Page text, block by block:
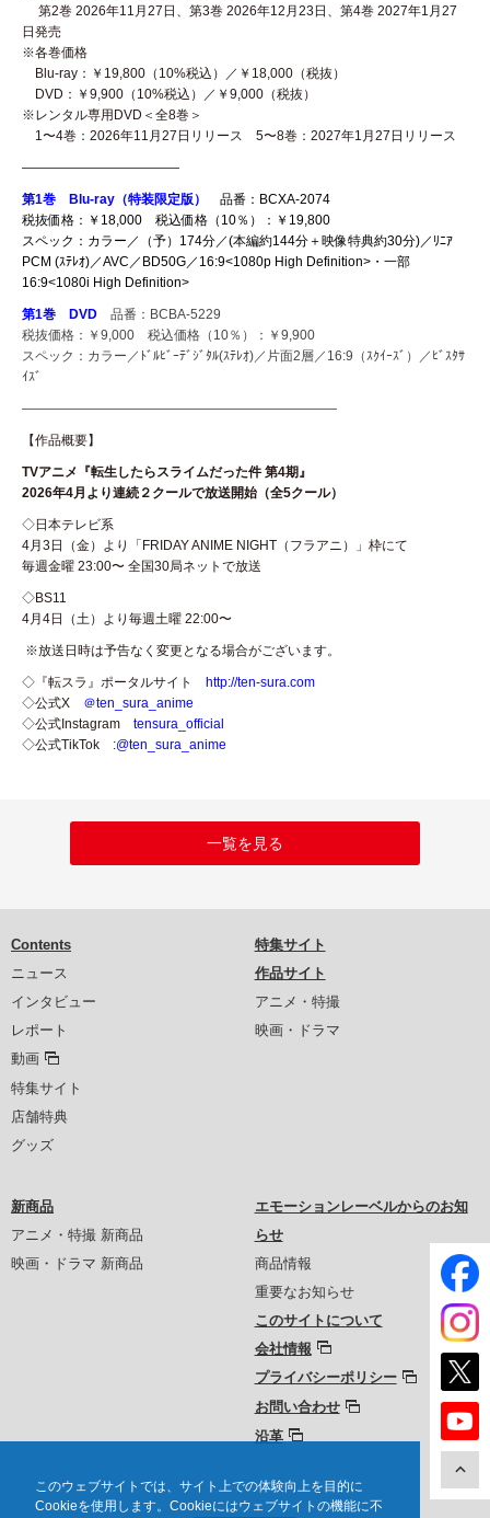
このウェブサイトでは、サイト上での体験向上を目的に
Cookieを使用します。Cookieにはウェブサイトの機能に不
第2巻 2026年11月27日、第3巻 2026年12月23日、第4巻 2027年1月27
日発売
※各巻価格
Blu-ray：￥19,800（10%税込）／￥18,000（税抜）
DVD：￥9,900（10%税込）／￥9,000（税抜）
※レンタル専用DVD＜全8巻＞
1〜4巻：2026年11月27日リリース 5〜8巻：2027年1月27日リリース
————————————
第1巻 Blu-ray（特装限定版）
品番：BCXA-2074
税抜価格：￥18,000 税込価格（10％）：￥19,800
スペック：カラー／（予）174分／(本編約144分＋映像特典約30分)／ﾘﾆｱ
PCM (ｽﾃﾚｵ)／AVC／BD50G／16:9<1080p High Definition>・一部
16:9<1080i High Definition>
第1巻 DVD 品番：BCBA-5229
税抜価格：￥9,000 税込価格（10％）：￥9,900
スペック：カラー／ﾄﾞﾙﾋﾞｰﾃﾞｼﾞﾀﾙ(ｽﾃﾚｵ)／片面2層／16:9（ｽｸｲｰｽﾞ）／ﾋﾞｽﾀｻ
ｲｽﾞ
————————————————————————
【作品概要】
TVアニメ 『転生したらスライムだった件 第4期』
2026年4月より連続２クールで放送開始（全5クール）
◇日本テレビ系
4月3日（金）より「FRIDAY ANIME NIGHT（フラアニ）」枠にて
毎週金曜 23:00〜 全国30局ネットで放送
◇BS11
4月4日（土）より毎週土曜 22:00〜
※放送日時は予告なく変更となる場合がございます。
◇『転スラ』ポータルサイト http://ten-sura.com
◇公式X ＠ten_sura_anime
◇公式Instagram tensura_official
◇公式TikTok :@ten_sura_anime
一覧を見る
Contents
ニュース
インタビュー
レポート
動画
特集サイト
店舗特典
グッズ
特集サイト
作品サイト
アニメ・特撮
映画・ドラマ
新商品
アニメ・特撮 新商品
映画・ドラマ 新商品
エモーションレーベルからのお知
らせ
商品情報
重要なお知らせ
このサイトについて
会社情報
プライバシーポリシー
お問い合わせ
沿革